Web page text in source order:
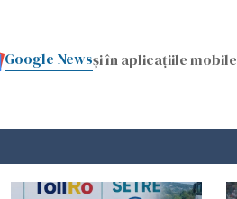
Google Newsși în aplicațiile mobile